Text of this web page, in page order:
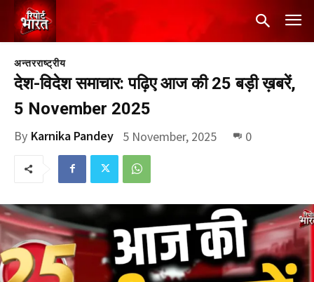
अन्तरराष्ट्रीय
देश-विदेश समाचार: पढ़िए आज की 25 बड़ी ख़बरें,
5 November 2025
By Karnika Pandey 5 November, 2025 0